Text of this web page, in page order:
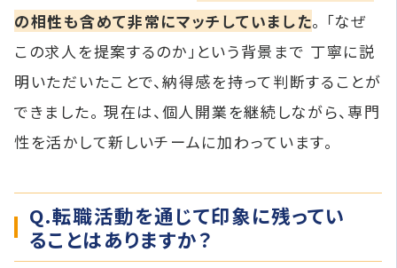
の相性も含めて非常にマッチしていました。 「なぜ
この求人を提案するのか」という背景まで 丁寧に説
明いただいたことで、納得感を持って判断することが
できました。 現在は、個人開業を継続しながら、専門
性を活かして新しいチームに加わっています。
Q.転職活動を通じて印象に残ってい
ることはありますか？